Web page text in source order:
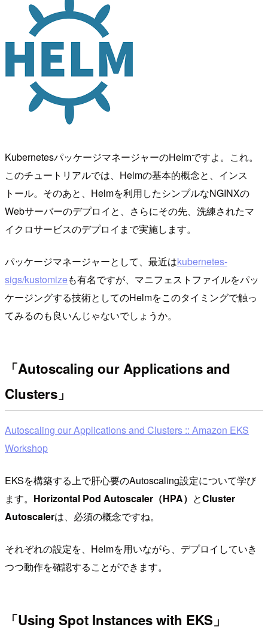
KubernetesパッケージマネージャーのHelmですよ。これ。
このチュートリアルでは、Helmの基本的概念と、インス
トール。そのあと、Helmを利用したシンプルなNGINXの
Webサーバーのデプロイと、さらにその先、洗練されたマ
イクロサービスのデプロイまで実施します。
パッケージマネージャーとして、最近はkubernetes-
sigs/kustomizeも有名ですが、マニフェストファイルをパッ
ケージングする技術としてのHelmをこのタイミングで触っ
てみるのも良いんじゃないでしょうか。
「Autoscaling our Applications and
Clusters」
Autoscaling our Applications and Clusters :: Amazon EKS
Workshop
EKSを構築する上で肝心要のAutoscaling設定について学び
ます。 Horizontal Pod Autoscaler（HPA） とCluster
Autoscalerは、必須の概念ですね。
それぞれの設定を、Helmを用いながら、デプロイしていき
つつ動作を確認することができます。
「Using Spot Instances with EKS」